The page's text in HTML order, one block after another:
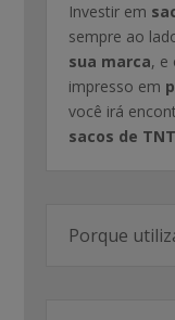
Investir em
sempre ao
sua marca, e
impresso em
você irá
sacos de
Porque